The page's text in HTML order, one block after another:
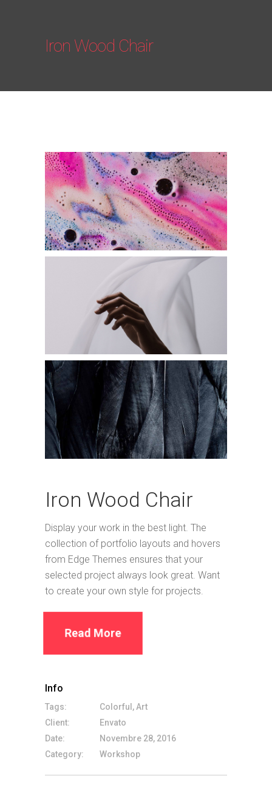
Iron Wood Chair
Iron Wood Chair
Display your work in the best light. The
collection of portfolio layouts and hovers
from Edge Themes ensures that your
selected project always look great. Want
to create your own style for projects.
Read More
Info
Tags:
Colorful, Art
Client:
Envato
Date:
Novembre 28, 2016
Category:
Workshop